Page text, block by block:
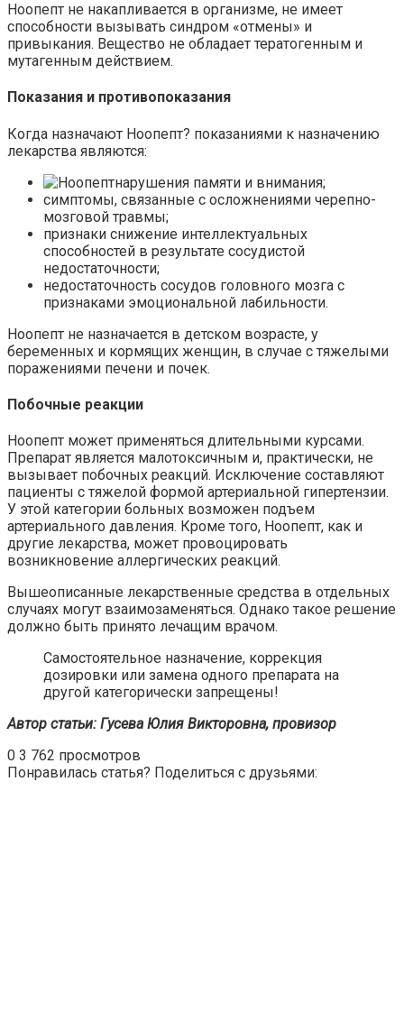
Ноопепт не накапливается в организме, не имеет
способности вызывать синдром «отмены» и
привыкания. Вещество не обладает тератогенным и
мутагенным действием.
Показания и противопоказания
Когда назначают Ноопепт? показаниями к назначению
лекарства являются:
нарушения памяти и внимания;
симптомы, связанные с осложнениями черепно-
мозговой травмы;
признаки снижение интеллектуальных
способностей в результате сосудистой
недостаточности;
недостаточность сосудов головного мозга с
признаками эмоциональной лабильности.
Ноопепт не назначается в детском возрасте, у
беременных и кормящих женщин, в случае с тяжелыми
поражениями печени и почек.
Побочные реакции
Ноопепт может применяться длительными курсами.
Препарат является малотоксичным и, практически, не
вызывает побочных реакций. Исключение составляют
пациенты с тяжелой формой артериальной гипертензии.
У этой категории больных возможен подъем
артериального давления. Кроме того, Ноопепт, как и
другие лекарства, может провоцировать
возникновение аллергических реакций.
Вышеописанные лекарственные средства в отдельных
случаях могут взаимозаменяться. Однако такое решение
должно быть принято лечащим врачом.
Самостоятельное назначение, коррекция
дозировки или замена одного препарата на
другой категорически запрещены!
Автор статьи: Гусева Юлия Викторовна, провизор
0 3 762 просмотров
Понравилась статья? Поделиться с друзьями: